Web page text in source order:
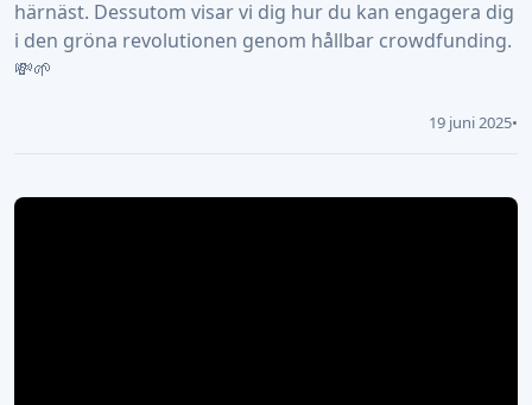
härnäst. Dessutom visar vi dig hur du kan engagera dig
i den gröna revolutionen genom hållbar crowdfunding.
💸🌱
19 juni 2025•